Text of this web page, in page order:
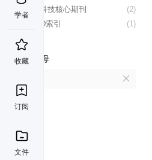
学者
收藏
订阅
文件
(2)
中国科技核心期刊
(1)
CSCD索引
首字母